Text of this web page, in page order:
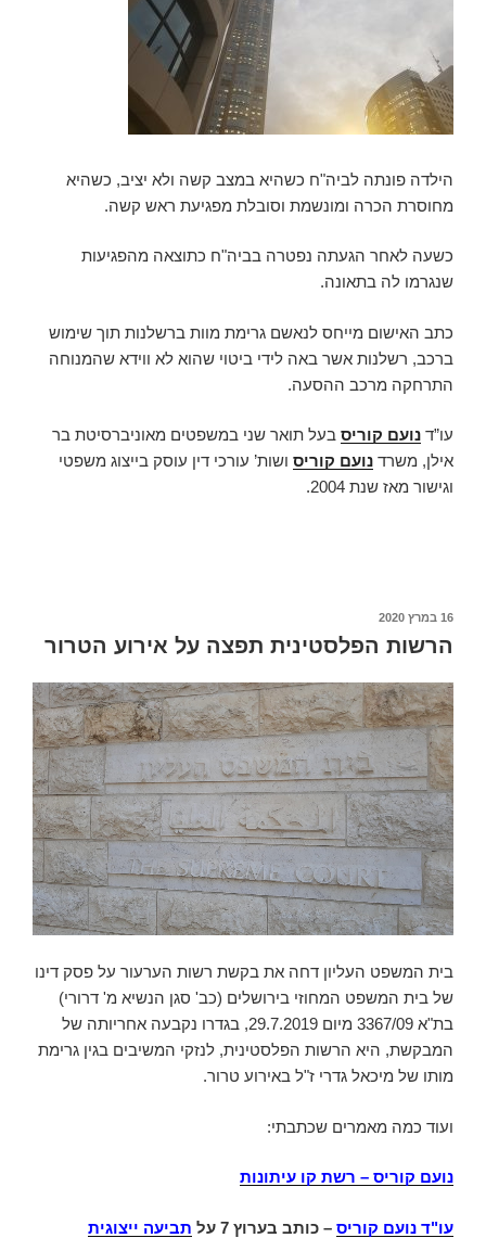
הילדה פונתה לביה"ח כשהיא במצב קשה ולא יציב, כשהיא
מחוסרת הכרה ומונשמת וסובלת מפגיעת ראש קשה.
כשעה לאחר הגעתה נפטרה בביה"ח כתוצאה מהפגיעות
שנגרמו לה בתאונה.
כתב האישום מייחס לנאשם גרימת מוות ברשלנות תוך שימוש
ברכב, רשלנות אשר באה לידי ביטוי שהוא לא ווידא שהמנוחה
התרחקה מרכב ההסעה.
עו”ד נועם קוריס בעל תואר שני במשפטים מאוניברסיטת בר
אילן, משרד נועם קוריס ושות’ עורכי דין עוסק בייצוג משפטי
וגישור מאז שנת 2004.
פורסם
16 במרץ 2020
הרשות הפלסטינית תפצה על אירוע הטרור
בית המשפט העליון דחה את בקשת רשות הערעור על פסק דינו
של בית המשפט המחוזי בירושלים (כב' סגן הנשיא מ' דרורי)
בת"א 3367/09 מיום 29.7.2019, בגדרו נקבעה אחריותה של
המבקשת, היא הרשות הפלסטינית, לנזקי המשיבים בגין גרימת
מותו של מיכאל גדרי ז"ל באירוע טרור.
ועוד כמה מאמרים שכתבתי:
נועם קוריס – רשת קו עיתונות
עו"ד נועם קוריס – כותב בערוץ 7 על תביעה ייצוגית